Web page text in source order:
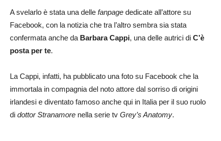
A svelarlo è stata una delle fanpage dedicate all’attore su
Facebook, con la notizia che tra l’altro sembra sia stata
confermata anche da Barbara Cappi, una delle autrici di C’è
posta per te.
La Cappi, infatti, ha pubblicato una foto su Facebook che la
immortala in compagnia del noto attore dal sorriso di origini
irlandesi e diventato famoso anche qui in Italia per il suo ruolo
di dottor Stranamore nella serie tv Grey’s Anatomy.